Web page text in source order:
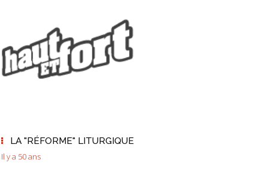
LA "RÉFORME" LITURGIQUE
Il y a 50 ans